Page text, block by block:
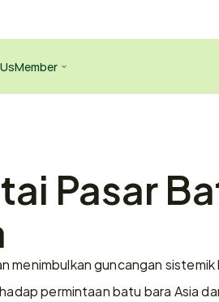
Member
Pasar
menimbulkan guncangan
permintaan batu bara Asia